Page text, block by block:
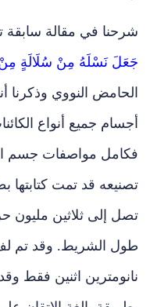
شرحنا في مقالة سابقة
جَعَلَ نَسْلَهُ مِنْ سُلَالَةٍ
الحامض النووي وذكرنا
أجسام جميع أنواع
فكامل مواصفات جسم
تصنيعه قد تمت كتابتها
تصل إلى ثلاثين
طول الشريط. وقد تم
نانومترين اثنين فقط